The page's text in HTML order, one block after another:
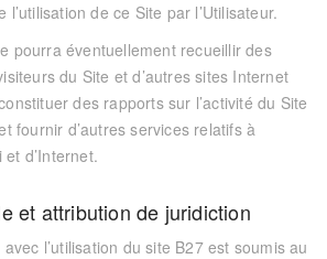
de ce Site par l’Utilisateur.
pourra éventuellement recueillir des
du Site et d’autres sites Internet
des rapports sur l’activité du Site
fournir d’autres services relatifs à
et d’Internet.
et attribution de juridiction
l’utilisation du site B27est soumis au